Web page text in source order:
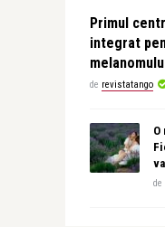
Primul
integrat
de revistatango
de